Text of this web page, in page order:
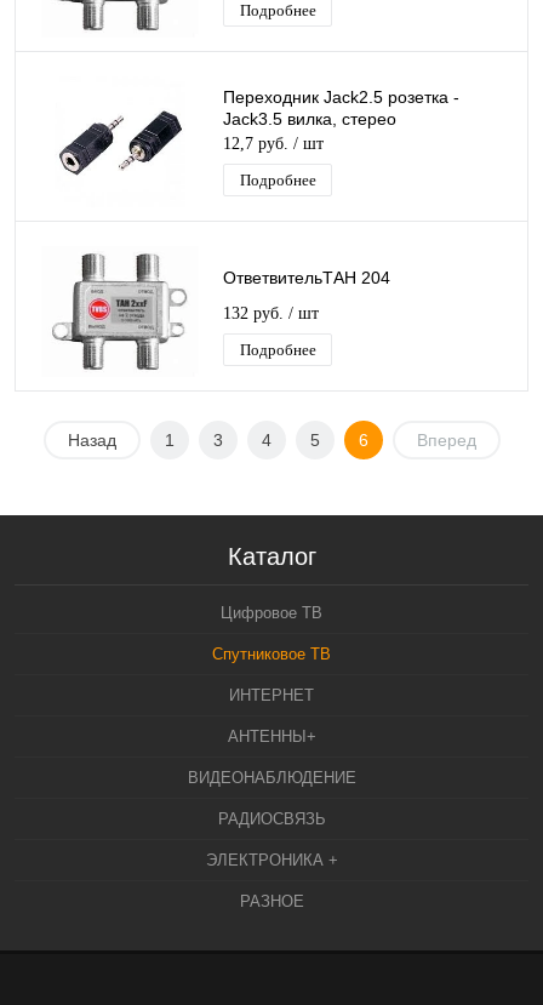
Подробнее
Переходник Jack2.5 розетка -
Jack3.5 вилка, стерео
12,7 руб. / шт
Подробнее
ОтветвительТАН 204
132 руб. / шт
Подробнее
Назад 1 3 4 5 6 Вперед
Каталог
Цифровое ТВ
Спутниковое ТВ
ИНТЕРНЕТ
АНТЕННЫ+
ВИДЕОНАБЛЮДЕНИЕ
РАДИОСВЯЗЬ
ЭЛЕКТРОНИКА +
РАЗНОЕ